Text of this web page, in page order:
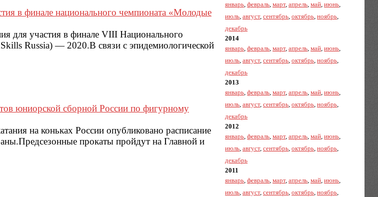
в финале национального чемпионата «Молодые
для участия в финале VIII Национального
Russia) — 2020.В связи с эпидемиологической
юниорской сборной России по фигурному
на коньках России опубликовано расписание
прокаты пройдут на Главной и
январь,февраль,март,апрель,май,июнь,
июль,август,сентябрь,октябрь,ноябрь,
декабрь
2014
январь,февраль,март,апрель,май,июнь,
июль,август,сентябрь,октябрь,ноябрь,
декабрь
2013
январь,февраль,март,апрель,май,июнь,
июль,август,сентябрь,октябрь,ноябрь,
декабрь
2012
январь,февраль,март,апрель,май,июнь,
июль,август,сентябрь,октябрь,ноябрь,
декабрь
2011
январь,февраль,март,апрель,май,июнь,
июль,август,сентябрь,октябрь,ноябрь,